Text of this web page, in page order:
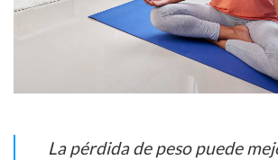
La pérdida de peso puede